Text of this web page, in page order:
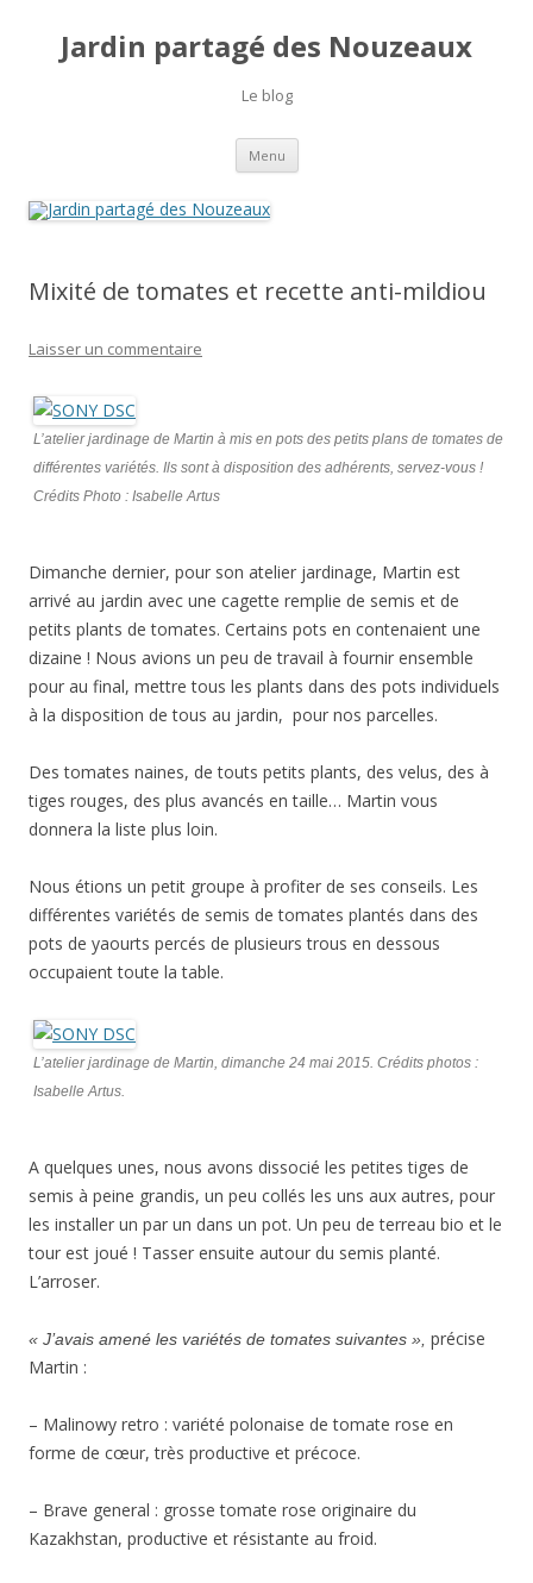
Jardin partagé des Nouzeaux
Le blog
Menu Aller
contenu
Mixité de tomates et recette anti-mildiou
Laisser un commentaire
L’atelier jardinage de Martin à mis en pots des petits plans de tomates de
différentes variétés. Ils sont à disposition des adhérents, servez-vous !
Crédits Photo : Isabelle Artus
Dimanche dernier, pour son atelier jardinage, Martin est
arrivé au jardin avec une cagette remplie de semis et de
petits plants de tomates. Certains pots en contenaient une
dizaine ! Nous avions un peu de travail à fournir ensemble
pour au final, mettre tous les plants dans des pots individuels
à la disposition de tous au jardin, pour nos parcelles.
Des tomates naines, de touts petits plants, des velus, des à
tiges rouges, des plus avancés en taille… Martin vous
donnera la liste plus loin.
Nous étions un petit groupe à profiter de ses conseils. Les
différentes variétés de semis de tomates plantés dans des
pots de yaourts percés de plusieurs trous en dessous
occupaient toute la table.
L’atelier jardinage de Martin, dimanche 24 mai 2015. Crédits photos :
Isabelle Artus.
A quelques unes, nous avons dissocié les petites tiges de
semis à peine grandis, un peu collés les uns aux autres, pour
les installer un par un dans un pot. Un peu de terreau bio et le
tour est joué ! Tasser ensuite autour du semis planté.
L’arroser.
« J’avais amené les variétés de tomates suivantes », précise
Martin :
– Malinowy retro : variété polonaise de tomate rose en
forme de cœur, très productive et précoce.
– Brave general : grosse tomate rose originaire du
Kazakhstan, productive et résistante au froid.